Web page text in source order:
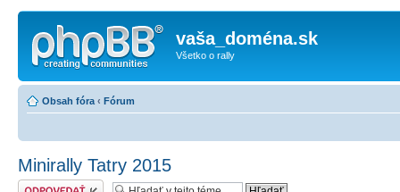
vaša_doména.sk
Všetko o rally
Obsah fóra ‹ Fórum
Minirally Tatry 2015
Odoslať odpoveď